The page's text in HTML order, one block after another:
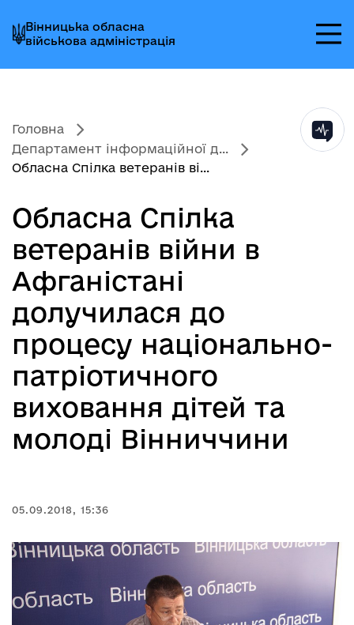
до
головного
меню
до
головного
вмісту
до
головного
колонтитула
Вінницька обласна
військова адміністрація
Головна
Департамент інформаційної д...
Обласна Спілка ветеранів ві...
Обласна Спілка
ветеранів війни в
Афганістані
долучилася до
процесу національно-
патріотичного
виховання дітей та
молоді Вінниччини
05.09.2018, 15:36